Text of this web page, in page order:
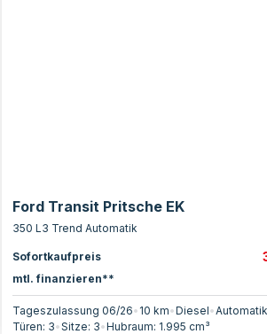
Ford Transit Pritsche EK
350 L3 Trend Automatik
Sofortkaufpreis
mtl. finanzieren**
Tageszulassung 06/26• 10 km•Diesel•Automatik
Türen: 3•Sitze: 3•Hubraum: 1.995 cm³